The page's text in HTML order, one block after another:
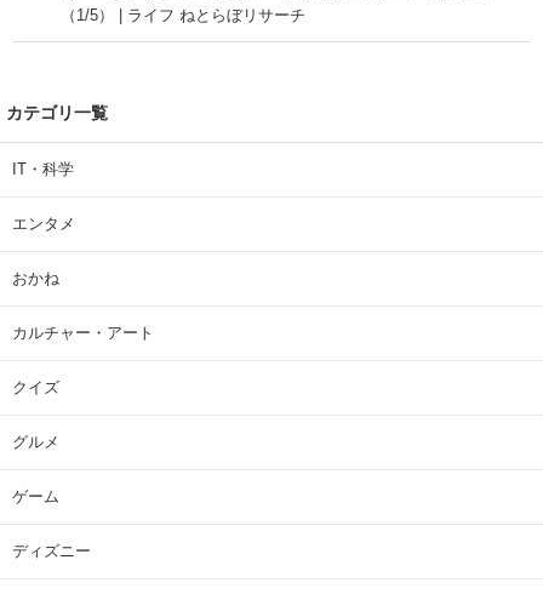
（1/5） | ライフ ねとらぼリサーチ
カテゴリ一覧
IT・科学
エンタメ
おかね
カルチャー・アート
クイズ
グルメ
ゲーム
ディズニー